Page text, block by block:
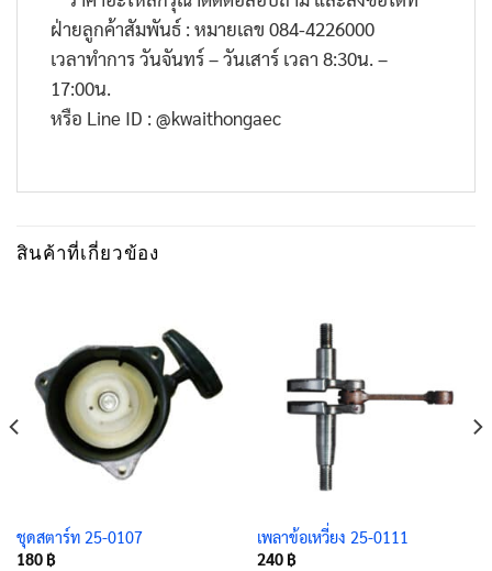
ฝ่ายลูกค้าสัมพันธ์ : หมายเลข 084-4226000
เวลาทำการ วันจันทร์ – วันเสาร์ เวลา 8:30น. –
17:00น.
หรือ Line ID : @kwaithongaec
สินค้าที่เกี่ยวข้อง
ชุดสตาร์ท 25-0107
180 ฿
เพลาข้อเหวี่ยง 25-0111
240 ฿